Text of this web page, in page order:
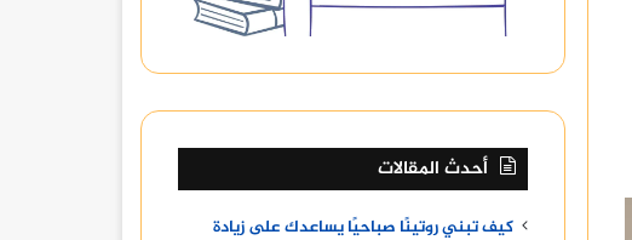
أحدث المقالات
كيف تبني روتينًا صباحيًا يساعدك على زيادة